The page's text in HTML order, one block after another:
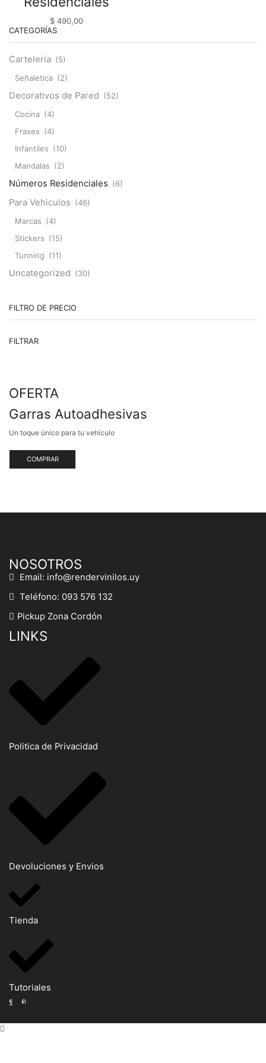
$ 490,00
CATEGORÍAS
Cartelería (5)
Señaletica (2)
Decorativos de Pared (52)
Cocina (4)
Frases (4)
Infantiles (10)
Mandalas (2)
Números Residenciales (6)
Para Vehiculos (46)
Marcas (4)
Stickers (15)
Tunning (11)
Uncategorized (30)
FILTRO DE PRECIO
FILTRAR
OFERTA
Garras Autoadhesivas
Un toque único para tu vehículo
COMPRAR
NOSOTROS
Email: info@rendervinilos.uy
Teléfono: 093 576 132
Pickup Zona Cordón
LINKS
Politica de Privacidad
Devoluciones y Envios
Tienda
Tutoriales
FacebookInstagram